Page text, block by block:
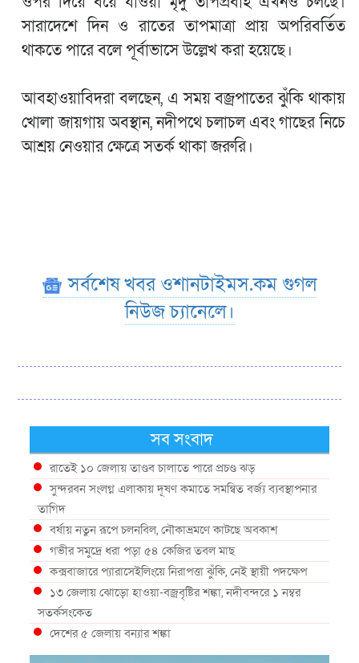
সারাদেশে দিন ও রাতের তাপমাত্রা প্রায় অপরিবর্তিত
থাকতে পারে বলে পূর্বাভাসে উল্লেখ করা হয়েছে।
আবহাওয়াবিদরা বলছেন, এ সময় বজ্রপাতের ঝুঁকি থাকায়
খোলা জায়গায় অবস্থান, নদীপথে চলাচল এবং গাছের নিচে
আশ্রয় নেওয়ার ক্ষেত্রে সতর্ক থাকা জরুরি।
সর্বশেষ খবর ওশানটাইমস.কম গুগল
নিউজ চ্যানেলে।
সব সংবাদ
রাতেই ১০ জেলায় তাণ্ডব চালাতে পারে প্রচণ্ড ঝড়
সুন্দরবন সংলগ্ন এলাকায় দূষণ কমাতে সমন্বিত বর্জ্য ব্যবস্থাপনার
তাগিদ
বর্ষায় নতুন রূপে চলনবিল, নৌকাভ্রমণে কাটছে অবকাশ
গভীর সমুদ্রে ধরা পড়া ৫৪ কেজির তবল মাছ
কক্সবাজারে প্যারাসেইলিংয়ে নিরাপত্তা ঝুঁকি, নেই স্থায়ী পদক্ষেপ
১৩ জেলায় ঝোড়ো হাওয়া-বজ্রবৃষ্টির শঙ্কা, নদীবন্দরে ১ নম্বর
সতর্কসংকেত
দেশের ৫ জেলায় বন্যার শঙ্কা
দেশের বিভিন্ন অঞ্চলে বজ্রবৃষ্টির আভাস, ঢাকার আকাশও মেঘলা